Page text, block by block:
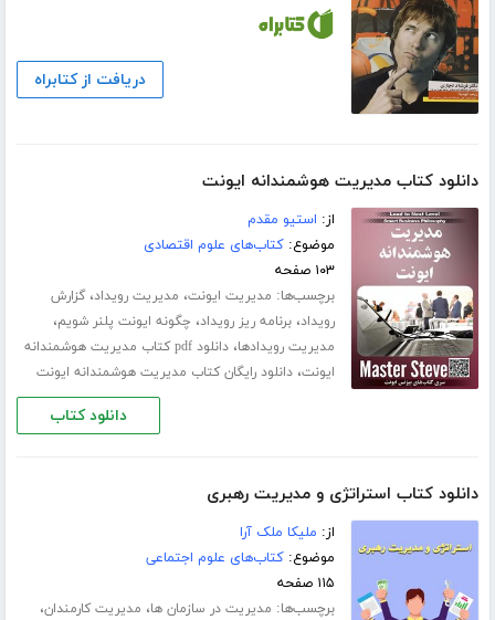
دریافت از کتابراه
دانلود کتاب مدیریت هوشمندانه ایونت
از: استیو مقدم
موضوع:کتاب‌های علوم اقتصادی
۱۰۳ صفحه
برچسب‌ها: مدیریت ایونت، مدیریت رویداد،گزارش
رویداد،برنامه ریز رویداد، چگونه ایونت پلنر شویم،
مدیریت رویدادها،
دانلود pdf کتاب مدیریت هوشمندانه
ایونت،دانلود رایگان کتاب مدیریت هوشمندانه ایونت
دانلود کتاب
دانلود کتاب استراتژی و مدیریت رهبری
از: ملیکا ملک آرا
موضوع:کتاب‌های علوم اجتماعی
۱۱۵ صفحه
برچسب‌ها: مدیریت در سازمان ها، مدیریت کارمندان،